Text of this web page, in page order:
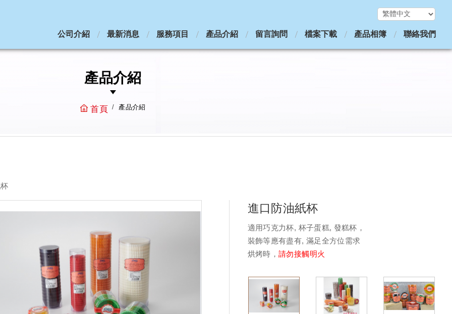
公司介紹 最新消息 服務項目 產品介紹 留言詢問 檔案下載 產品相簿 聯絡我們
產品介紹
首頁 產品介紹
進口防油紙杯
適用巧克力杯, 杯子蛋糕, 發糕杯，
裝飾等應有盡有, 滿足全方位需求
烘烤時，請勿接觸明火